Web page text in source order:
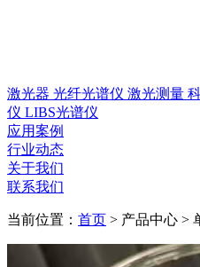
激光器 光纤光谱仪 激光测量
仪 LIBS光谱仪
应用案例
行业动态
关于我们
联系我们
当前位置： 首页 > 产品中心 >